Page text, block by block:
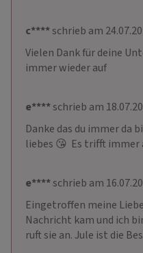
c****schrieb am
Vielen Dank für deine
immer wieder auf
e****schrieb am
Danke das du immer da
liebes 😘  Es trifft immer
e****schrieb am
Eingetroffen meine
Nachricht kam und ich
ruft sie an. Jule ist die